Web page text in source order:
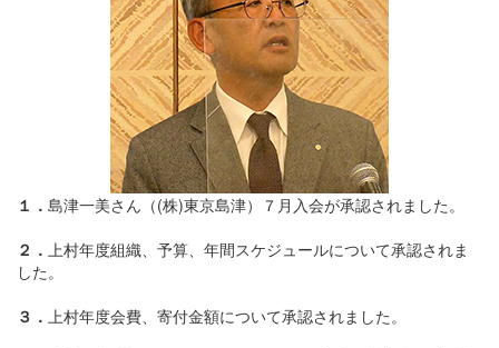
１． 島津一美さん（(株)東京島津）７月入会が承認されました。
２． 上村年度組織、予算、年間スケジュールについて承認されま
した。
３． 上村年度会費、寄付金額について承認されました。